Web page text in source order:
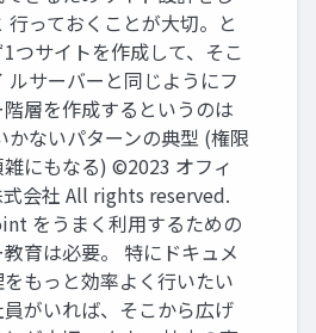
行っておくことが大切。と
1つサイトを作成して、そこ
ルサーバーと同じようにフ
階層を作成するというのは
かないパターンの典型 (権限
にもなる) ©2023 オフィ
式会社 All rights reserved.
をうまく利用するための
育は必要。 特にドキュメ
もっと効率よく行いたい
員がいれば、そこから広げ